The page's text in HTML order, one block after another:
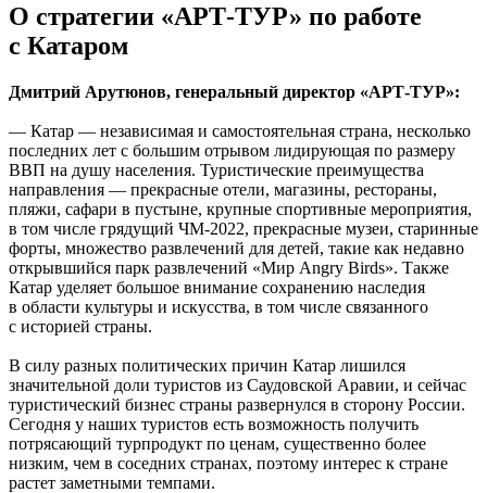
О стратегии «АРТ-ТУР» по работе
с Катаром
Дмитрий Арутюнов, генеральный директор «АРТ-ТУР»:
— Катар — независимая и самостоятельная страна, несколько
последних лет с большим отрывом лидирующая по размеру
ВВП на душу населения. Туристические преимущества
направления — прекрасные отели, магазины, рестораны,
пляжи, сафари в пустыне, крупные спортивные мероприятия,
в том числе грядущий ЧМ-2022, прекрасные музеи, старинные
форты, множество развлечений для детей, такие как недавно
открывшийся парк развлечений «Мир Angry Birds». Также
Катар уделяет большое внимание сохранению наследия
в области культуры и искусства, в том числе связанного
с историей страны.
В силу разных политических причин Катар лишился
значительной доли туристов из Саудовской Аравии, и сейчас
туристический бизнес страны развернулся в сторону России.
Сегодня у наших туристов есть возможность получить
потрясающий турпродукт по ценам, существенно более
низким, чем в соседних странах, поэтому интерес к стране
растет заметными темпами.